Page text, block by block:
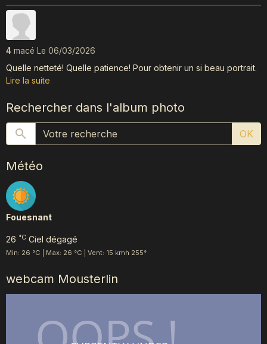
4 macé Le 06/03/2026
Quelle netteté! Quelle patience! Pour obtenir un si beau portrait.
Lire la suite
Rechercher dans l'album photo
OK
Météo
Fouesnant
26 °C Ciel dégagé
Min: 26 °C | Max: 26 °C | Vent: 15 kmh 255°
webcam Mousterlin